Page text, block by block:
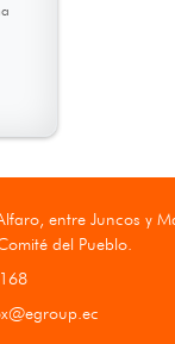
entre Juncos y
del Pueblo.